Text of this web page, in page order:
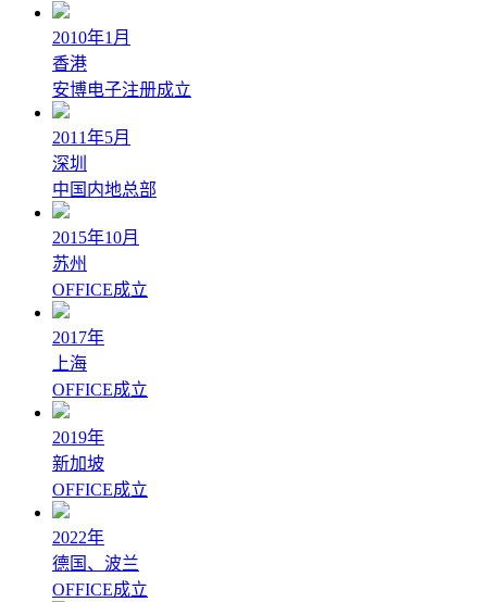
2010年1月
香港
安博电子注册成立
2011年5月
深圳
中国内地总部
2015年10月
苏州
OFFICE成立
2017年
上海
OFFICE成立
2019年
新加坡
OFFICE成立
2022年
德国、波兰
OFFICE成立